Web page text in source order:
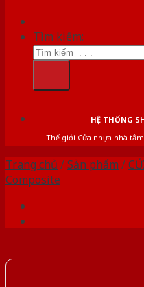
Tìm kiếm:
HỆ THỐNG
Thế giới Cửa nhựa nhà
Trang chủ /Sản phẩm /
Composite